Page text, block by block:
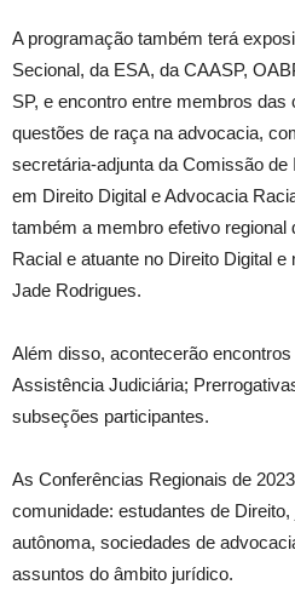
A programação também terá
Secional, da ESA, da CAASP,
SP, e encontro entre membros
questões de raça na advocacia,
secretária-adjunta da Comissão de
em Direito Digital e Advocacia
também a membro efetivo regional
Racial e atuante no Direito Digital
Jade Rodrigues.
Além disso, acontecerão
Assistência Judiciária;
subseções participantes.
As Conferências Regionais de
comunidade: estudantes de
autônoma, sociedades de
assuntos do âmbito jurídico.